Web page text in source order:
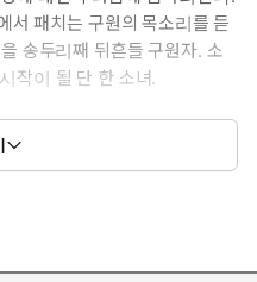
서 패치는 구원의 목소리를 듣
송두리째 뒤흔들 구원자. 소
작이 될 단 한 소녀.
사라진 숲 한가운데 서 있다.
아이의 죽음이 섣불리 예견
지하실로 들어가게 되는
념으로 수십 년의 어둠을 항해